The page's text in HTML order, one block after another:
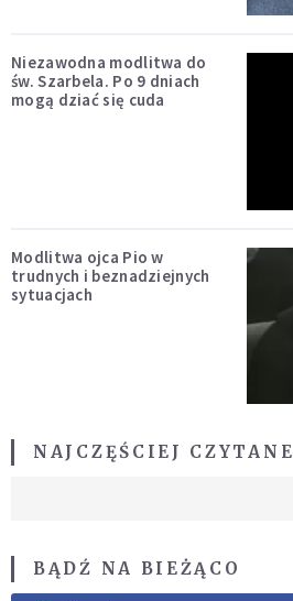
Niezawodna modlitwa do
św. Szarbela. Po 9 dniach
mogą dziać się cuda
Modlitwa ojca Pio w
trudnych i beznadziejnych
sytuacjach
NAJCZĘŚCIEJ CZYTANE
BĄDŹ NA BIEŻĄCO